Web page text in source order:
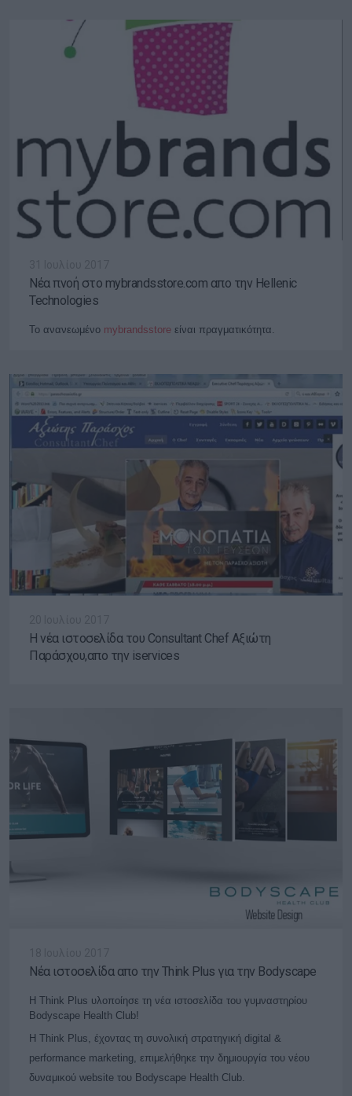
Νέα πνοή στο mybrandsstore.com απο την Hellenic
Technologies
Το ανανεωμένο mybrandsstore είναι πραγματικότητα.
H νέα ιστοσελίδα του Consultant Chef Αξιώτη
Παράσχου,απο την iservices
Nέα ιστοσελίδα απο την Think Plus για την Bodyscape
H Think Plus υλοποίησε τη νέα ιστοσελίδα του γυμναστηρίου
Bodyscape Health Club!
Η Think Plus, έχοντας τη συνολική στρατηγική digital &
performance marketing, επιμελήθηκε την δημιουργία του νέου
δυναμικού website του Bodyscape Health Club.